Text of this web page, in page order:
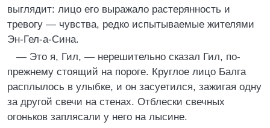
выглядит: лицо его выражало растерянность и
тревогу — чувства, редко испытываемые жителями
Эн-Гел-а-Сина.
— Это я, Гил, — нерешительно сказал Гил, по-
прежнему стоящий на пороге. Круглое лицо Балга
расплылось в улыбке, и он засуетился, зажигая одну
за другой свечи на стенах. Отблески свечных
огоньков заплясали у него на лысине.